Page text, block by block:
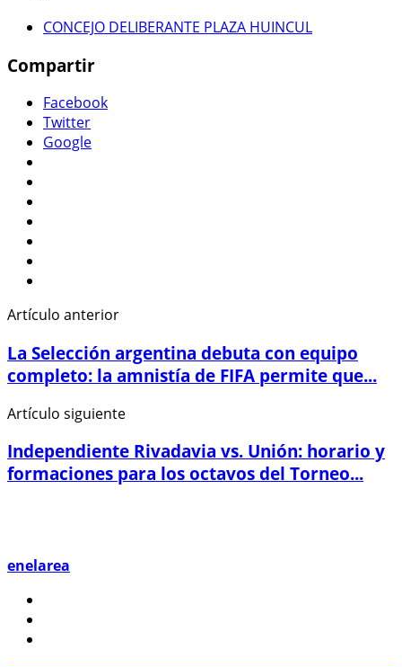
CONCEJO DELIBERANTE PLAZA HUINCUL
Compartir
Facebook
Twitter
Google
Artículo anterior
La Selección argentina debuta con equipo
completo: la amnistía de FIFA permite que...
Artículo siguiente
Independiente Rivadavia vs. Unión: horario y
formaciones para los octavos del Torneo...
enelarea